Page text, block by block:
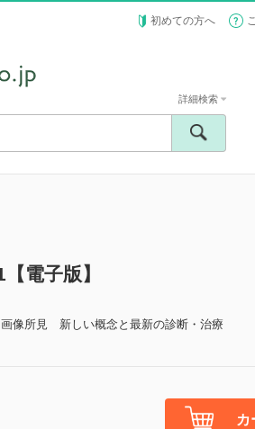
初めての方へ
詳細検索
電子版】
画像所見 新しい概念と最新の診断・治療
カ